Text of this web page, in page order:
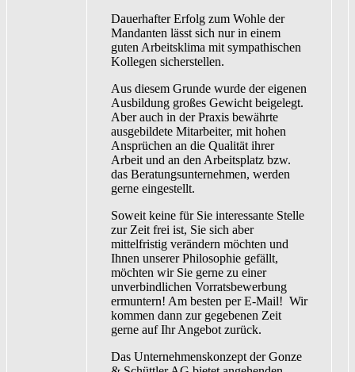
Dauerhafter Erfolg zum Wohle der
Mandanten lässt sich nur in einem
guten Arbeitsklima mit sympathischen
Kollegen sicherstellen.
Aus diesem Grunde wurde der eigenen
Ausbildung großes Gewicht beigelegt.
Aber auch in der Praxis bewährte
ausgebildete Mitarbeiter, mit hohen
Ansprüchen an die Qualität ihrer
Arbeit und an den Arbeitsplatz bzw.
das Beratungsunternehmen, werden
gerne eingestellt.
Soweit keine für Sie interessante Stelle
zur Zeit frei ist, Sie sich aber
mittelfristig verändern möchten und
Ihnen unserer Philosophie gefällt,
möchten wir Sie gerne zu einer
unverbindlichen Vorratsbewerbung
ermuntern! Am besten per E-Mail! Wir
kommen dann zur gegebenen Zeit
gerne auf Ihr Angebot zurück.
Das Unternehmenskonzept der Gonze